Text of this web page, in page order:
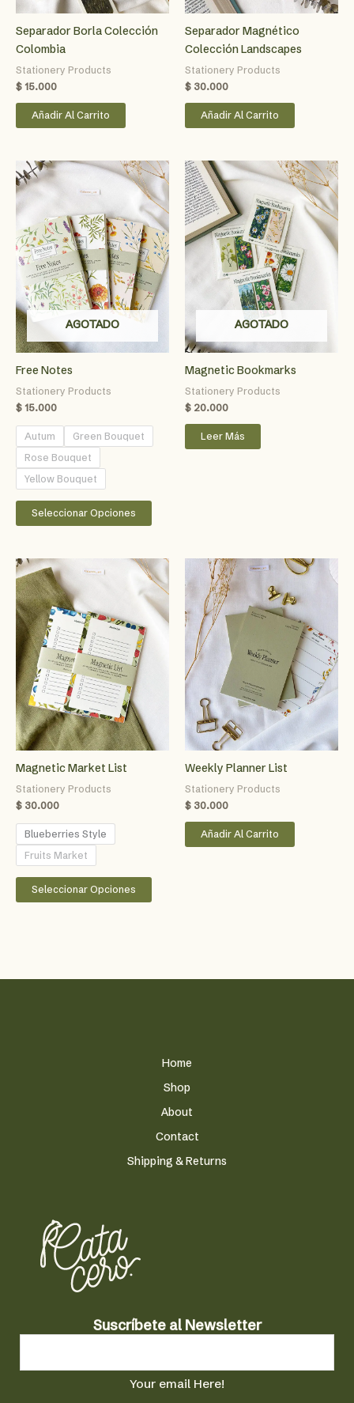
Separador Borla Colección
Colombia
Stationery Products
$ 15.000
Añadir Al Carrito
Separador Magnético
Colección Landscapes
Stationery Products
$ 30.000
Añadir Al Carrito
AGOTADO
Free Notes
Stationery Products
$ 15.000
Autum
Green Bouquet
Rose Bouquet
Yellow Bouquet
Seleccionar Opciones
Este
producto
múltiples
variantes.
Las
opciones
de
AGOTADO
Magnetic Bookmarks
Stationery Products
$ 20.000
Leer Más
Magnetic Market List
Stationery Products
$ 30.000
Blueberries Style
Fruits Market
Seleccionar Opciones
Este
producto
en
página
de
producto
Weekly Planner List
Stationery Products
$ 30.000
Añadir Al Carrito
Home
Shop
About
Contact
Shipping & Returns
N
e
s
l
Suscríbete al Newsletter
Your email Here!